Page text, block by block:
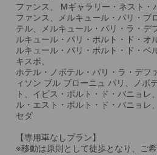
ファンス、 Mギャラリー・ネスト・
ファンス、メルキュール・パリ・ブ
テル、メルキュール・パリ・ラ・デ
ルキュール・パリ・ポルト・ド・オ
ルキュール・パリ・ポルト・ド・ベ
キスポ、
ホテル・ノボテル・パリ・ラ・デフ
ィソン ブル ブローニュ パリ、ノボ
ト、イビス・ポルト・ド・バニョレ
ル・エスト・ポルト・ド・バニョレ
セダ
【専用車なしプラン】
※移動は原則として徒歩となり、ご